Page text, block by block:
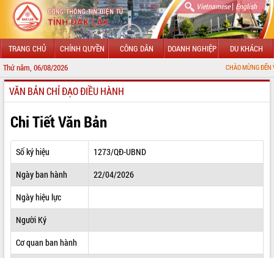
Vietnamese| English
TRANG CHỦ CHÍNH QUYỀN CÔNG DÂN DOANH NGHIỆP DU KHÁCH
Thứ năm, 06/08/2026 CHÀO MỪNG ĐẾN VỚI CỔNG
GIỚI THIỆU
LÃNH ĐẠO UBND TỈNH
TIN TỨC SỰ KIỆN
SỞ, BAN, NGÀNH
THÔNG TIN CHỈ ĐẠO ĐIỀU HÀNH
HỆ THỐNG VĂN BẢN
VĂN BẢN CHỈ ĐẠO ĐIỀU HÀNH
Chi Tiết Văn Bản
Số ký hiệu
1273/QĐ-UBND
Ngày ban hành
22/04/2026
Ngày hiệu lực
Người Ký
Cơ quan ban hành